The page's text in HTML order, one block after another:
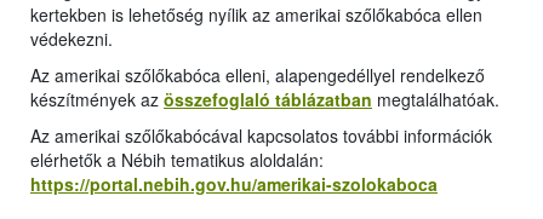
kertekben is lehetőség nyílik az amerikai szőlőkabóca ellen
védekezni.
Az amerikai szőlőkabóca elleni, alapengedéllyel rendelkező
készítmények az összefoglaló táblázatban megtalálhatóak.
Az amerikai szőlőkabócával kapcsolatos további információk
elérhetők a Nébih tematikus aloldalán:
https://portal.nebih.gov.hu/amerikai-szolokaboca